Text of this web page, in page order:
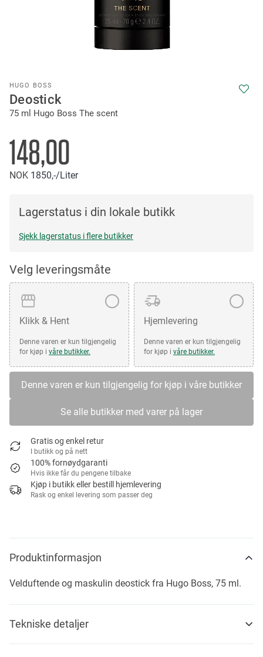
HUGO BOSS
Deostick
75 ml Hugo Boss The scent
148,00
NOK 1850,-/Liter
Lagerstatus i din lokale butikk
Sjekk lagerstatus i flere butikker
Velg leveringsmåte
Klikk & Hent
Denne varen er kun tilgjengelig
for kjøp i våre butikker.
Hjemlevering
Denne varen er kun tilgjengelig
for kjøp i våre butikker.
Denne varen er kun tilgjengelig for kjøp i våre butikker
Se alle butikker med varer på lager
Gratis og enkel retur
I butikk og på nett
100% fornøydgaranti
Hvis ikke får du pengene tilbake
Kjøp i butikk eller bestill hjemlevering
Rask og enkel levering som passer deg
to
the
beginning
the
images
gallery
Produktinformasjon
Velduftende og maskulin deostick fra Hugo Boss, 75 ml.
Tekniske detaljer